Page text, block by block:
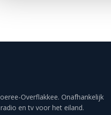
Overflakkee. Onafhankelijk
en tv voor het eiland.